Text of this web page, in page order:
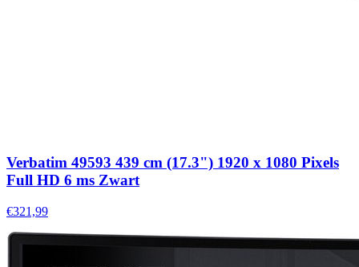
Verbatim 49593 439 cm (17.3") 1920 x 1080 Pixels
Full HD 6 ms Zwart
€321,99